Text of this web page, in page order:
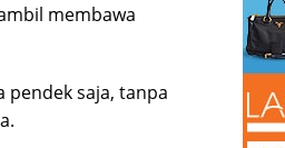
membawa
pendek saja, tanpa